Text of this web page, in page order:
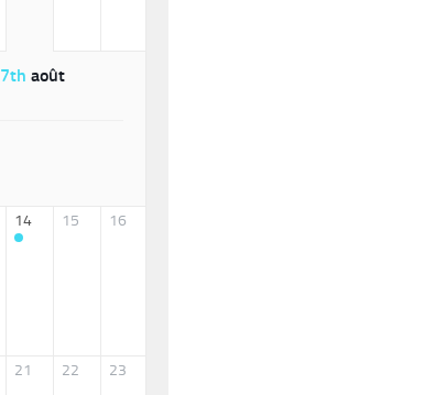
7th août
14 15 16
21 22 23